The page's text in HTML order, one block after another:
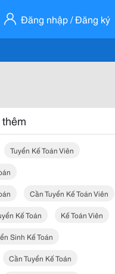
Đăng nhập / Đăng ký
Tuyển Kế Toán Viên
Cần Tuyển Kế Toán Viên
Kế Toán Kế Toán Viên
Sinh Kế Toán
Cần Tuyển Kế Toán